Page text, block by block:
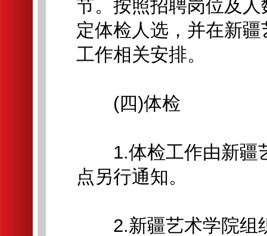
节。按照招聘岗位及
定体检人选，并在新
工作相关安排。
(四)体检
1.体检工作由新疆
点另行通知。
2.新疆艺术学院组